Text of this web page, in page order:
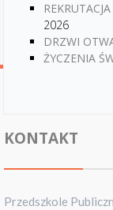
2026
DRZWI
ŻYCZENIA
KONTAKT
Przedszkole